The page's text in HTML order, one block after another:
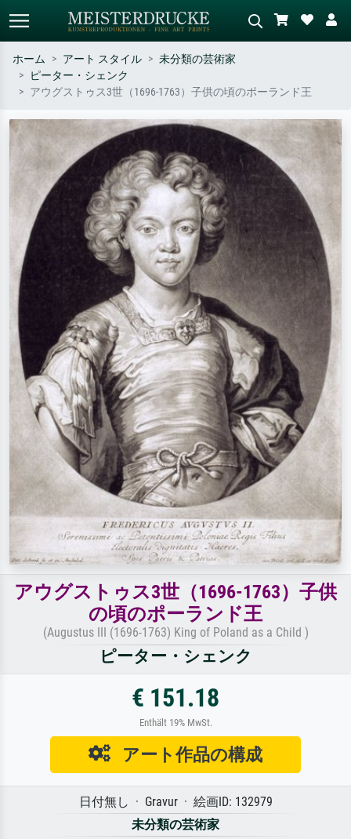
標準検索 AI画像検索
– 例：モネ、星月夜、印象派、北
斎の波、ヌード。
緑の草原、赤の多い抽象画、暗い
油絵、木のそばの立ち姿のヌー
ド。
ホーム アート スタイル
未分類の芸術家
ピーター・シェンク
アウグストゥス3世（1696-1763）子供の頃のポーランド王
アウグストゥス3世（1696-1763）子供
の頃のポーランド王
(Augustus III (1696-1763) King of Poland as a Child )
ピーター・シェンク
€ 151.18
Enthält 19% MwSt.
アート作品の構成
日付無し · Gravur · 絵画ID: 132979
未分類の芸術家